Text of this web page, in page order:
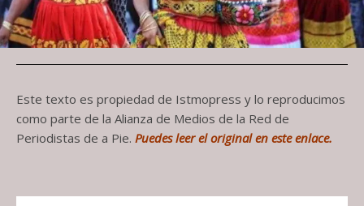
Este texto es propiedad de Istmopress y lo reproducimos
como parte de la Alianza de Medios de la Red de
Periodistas de a Pie. Puedes leer el original en este enlace.